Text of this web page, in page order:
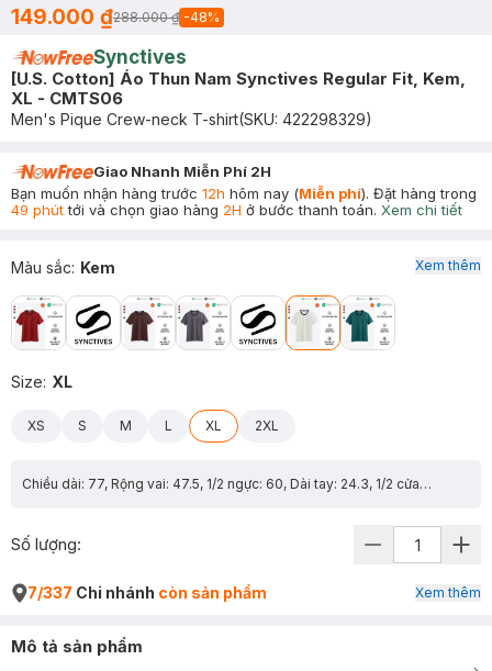
149.000 ₫288.000 ₫ -48%
Synctives
[U.S. Cotton] Áo Thun Nam Synctives Regular Fit, Kem,
XL - CMTS06
Men's Pique Crew-neck T-shirt(SKU: 422298329)
Giao Nhanh Miễn Phí 2H
Bạn muốn nhận hàng trước 12h hôm nay (Miễn phí). Đặt hàng trong
49 phúttới và chọn giao hàng 2H ở bước thanh toán. Xem chi tiết
Màu sắc: Kem
Size: XL
XS S M L XL 2XL
Chiều dài: 77, Rộng vai: 47.5, 1/2 ngực: 60, Dài tay: 24.3, 1/2 cửa tay: 18.4
Xem thêm
Số lượng:
7/337 Chi nhánh còn sản phẩm Xem thêm
Mô tả sản phẩm